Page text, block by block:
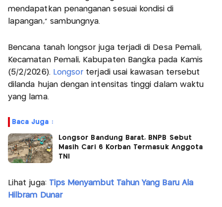
mendapatkan penanganan sesuai kondisi di
lapangan," sambungnya.
Bencana tanah longsor juga terjadi di Desa Pemali,
Kecamatan Pemali, Kabupaten Bangka pada Kamis
(5/2/2026). Longsor terjadi usai kawasan tersebut
dilanda hujan dengan intensitas tinggi dalam waktu
yang lama.
Baca Juga :
Longsor Bandung Barat, BNPB Sebut
Masih Cari 6 Korban Termasuk Anggota
TNI
Lihat juga: Tips Menyambut Tahun Yang Baru Ala
Hilbram Dunar